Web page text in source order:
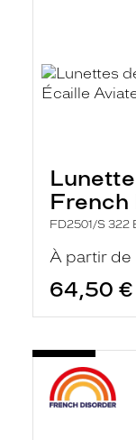
French
FD2501/S 322
À partir de
64,50 €